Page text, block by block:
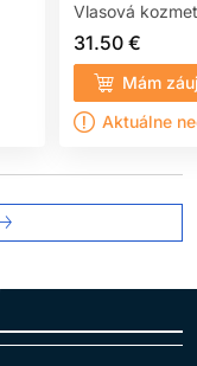
Vlasová
31.50 €
Mám
Aktuálne